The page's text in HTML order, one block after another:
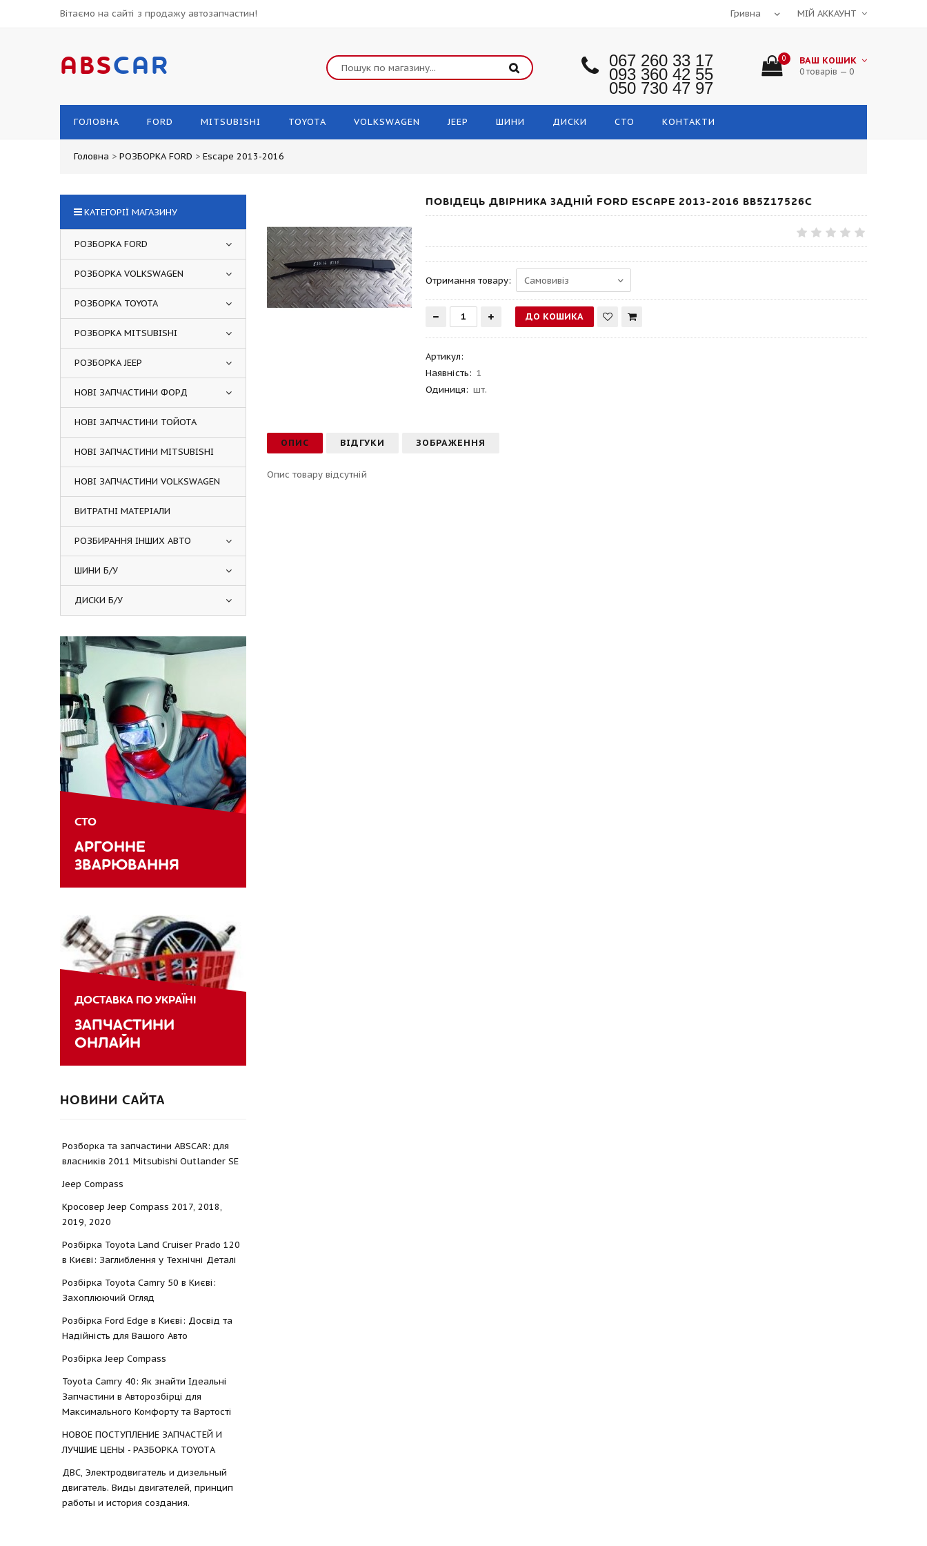
Вітаємо на сайті з продажу автозапчастин! МІЙ АККАУНТ
ABSCAR 067 260 33 17
093 360 42 55
050 730 47 97
0 ВАШ КОШИК
0 товарів — 0
ГОЛОВНА FORD MITSUBISHI TOYOTA VOLKSWAGEN JEEP ШИНИ ДИСКИ СТО КОНТАКТИ
Головна > РОЗБОРКА FORD > Escape 2013-2016
ПОВІДЕЦЬ ДВІРНИКА ЗАДНІЙ FORD ESCAPE 2013-2016 BB5Z17526C
Отримання товару:
Артикул:
Наявність: 1
Одиниця: шт.
ОПИС ВІДГУКИ ЗОБРАЖЕННЯ
Опис товару відсутній
КАТЕГОРІЇ МАГАЗИНУ
РОЗБОРКА FORD
РОЗБОРКА VOLKSWAGEN
РОЗБОРКА TOYOTA
РОЗБОРКА MITSUBISHI
РОЗБОРКА JEEP
НОВІ ЗАПЧАСТИНИ ФОРД
НОВІ ЗАПЧАСТИНИ ТОЙОТА
НОВІ ЗАПЧАСТИНИ MITSUBISHI
НОВІ ЗАПЧАСТИНИ VOLKSWAGEN
ВИТРАТНІ МАТЕРІАЛИ
РОЗБИРАННЯ ІНШИХ АВТО
ШИНИ Б/У
ДИСКИ Б/У
СТО
АРГОННЕ
ЗВАРЮВАННЯ
ДОСТАВКА ПО УКРАЇНІ
ЗАПЧАСТИНИ
ОНЛАЙН
НОВИНИ САЙТА
Розборка та запчастини ABSCAR: для
власників 2011 Mitsubishi Outlander SE
Jeep Compass
Кросовер Jeep Compass 2017, 2018,
2019, 2020
Розбірка Toyota Land Cruiser Prado 120
в Києві: Заглиблення у Технічні Деталі
Розбірка Toyota Camry 50 в Києві:
Захоплюючий Огляд
Розбірка Ford Edge в Києві: Досвід та
Надійність для Вашого Авто
Розбірка Jeep Compass
Toyota Camry 40: Як знайти Ідеальні
Запчастини в Авторозбірці для
Максимального Комфорту та Вартості
НОВОЕ ПОСТУПЛЕНИЕ ЗАПЧАСТЕЙ И
ЛУЧШИЕ ЦЕНЫ - РАЗБОРКА TOYOTА
ДВС, Электродвигатель и дизельный
двигатель. Виды двигателей, принцип
работы и история создания.